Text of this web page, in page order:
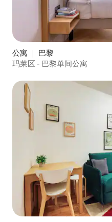
公寓 ｜ 巴黎
玛莱区 - 巴黎单间公寓